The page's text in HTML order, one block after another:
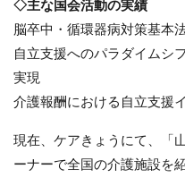
◇主な国会活動の実績
脳卒中・循環器病対策基本
自立支援へのパラダイムシ
実現
介護報酬における自立支援
現在、ケアきょうにて、「
ーナーで全国の介護施設を